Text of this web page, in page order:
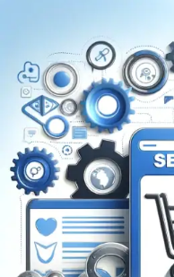
wysokie
pozycje
Google?